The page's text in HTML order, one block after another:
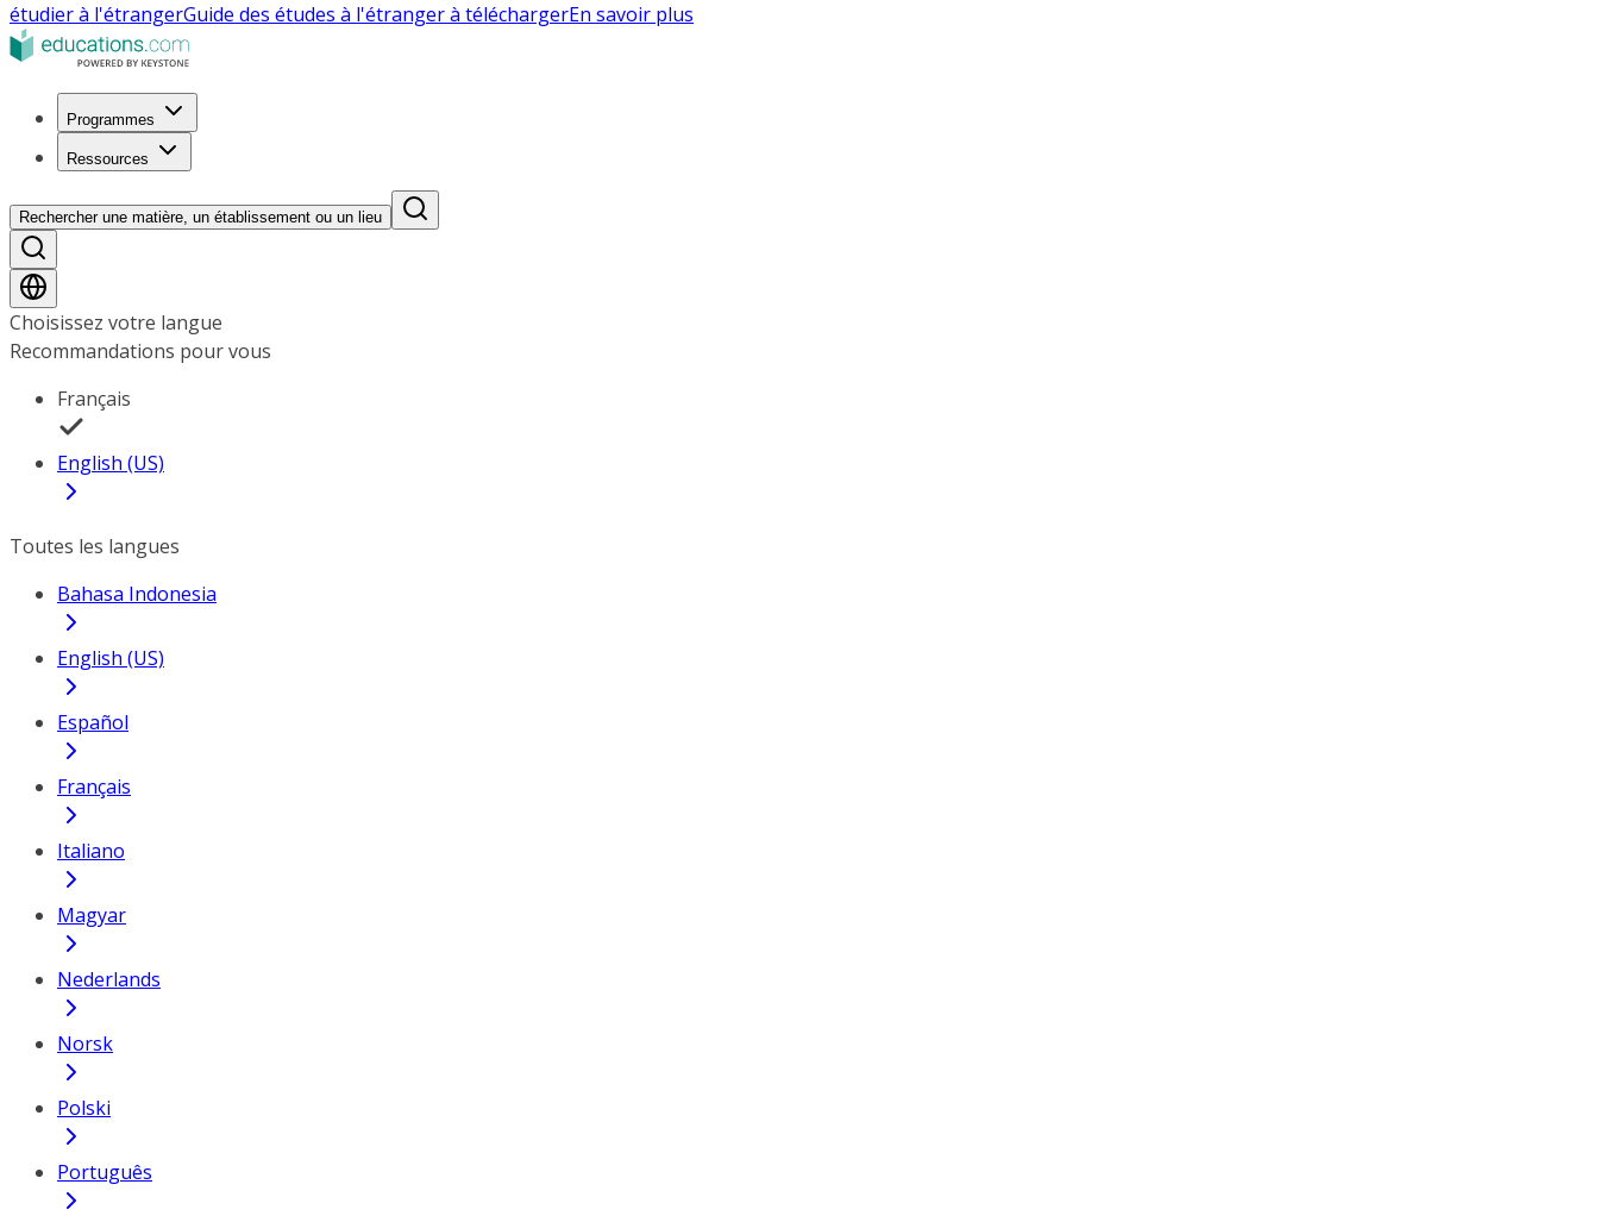
étudier à l'étrangerGuide des études à l'étranger à téléchargerEn savoir plus
Programmes
Ressources
Rechercher une matière, un établissement ou un lieu
Choisissez votre langue
Recommandations pour vous
Français
English (US)
Toutes les langues
Bahasa Indonesia
English (US)
Español
Français
Italiano
Magyar
Nederlands
Norsk
Polski
Português